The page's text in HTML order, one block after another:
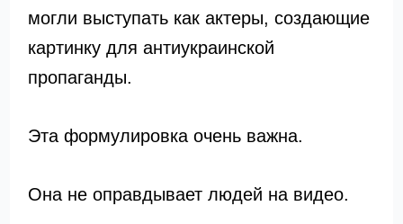
могли выступать как актеры, создающие
картинку для антиукраинской
пропаганды.
Эта формулировка очень важна.
Она не оправдывает людей на видео.